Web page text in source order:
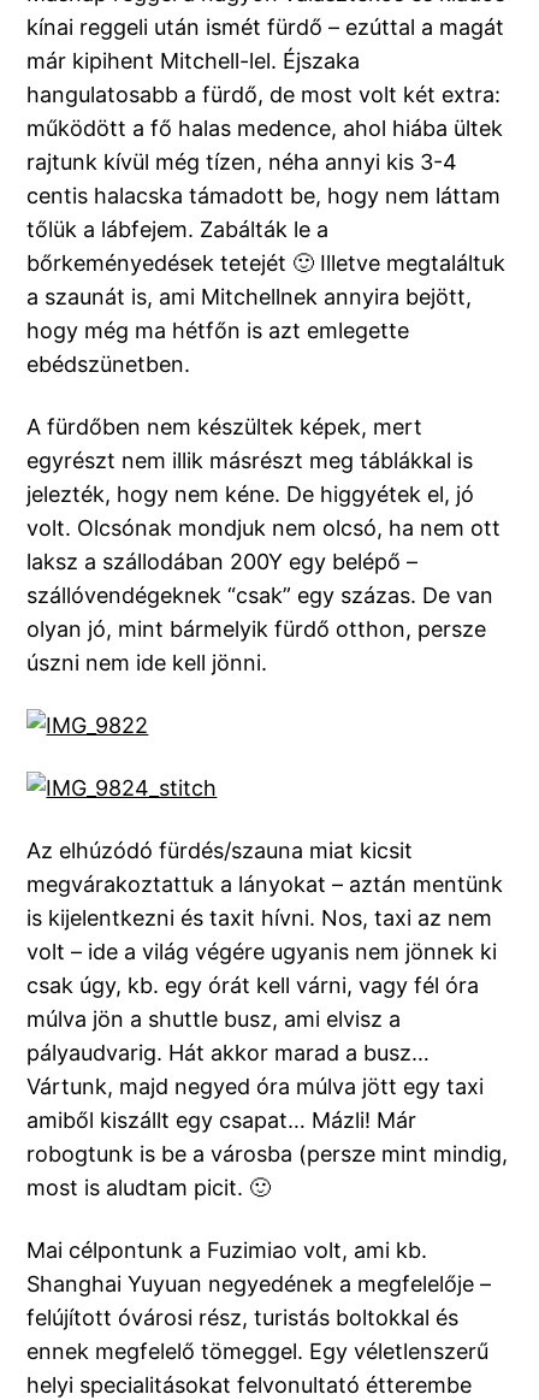
kínai reggeli után ismét fürdő – ezúttal a magát
már kipihent Mitchell-lel. Éjszaka
hangulatosabb a fürdő, de most volt két extra:
működött a fő halas medence, ahol hiába ültek
rajtunk kívül még tízen, néha annyi kis 3-4
centis halacska támadott be, hogy nem láttam
tőlük a lábfejem. Zabálták le a
bőrkeményedések tetejét 🙂 Illetve megtaláltuk
a szaunát is, ami Mitchellnek annyira bejött,
hogy még ma hétfőn is azt emlegette
ebédszünetben.
A fürdőben nem készültek képek, mert
egyrészt nem illik másrészt meg táblákkal is
jelezték, hogy nem kéne. De higgyétek el, jó
volt. Olcsónak mondjuk nem olcsó, ha nem ott
laksz a szállodában 200Y egy belépő –
szállóvendégeknek “csak” egy százas. De van
olyan jó, mint bármelyik fürdő otthon, persze
úszni nem ide kell jönni.
Az elhúzódó fürdés/szauna miat kicsit
megvárakoztattuk a lányokat – aztán mentünk
is kijelentkezni és taxit hívni. Nos, taxi az nem
volt – ide a világ végére ugyanis nem jönnek ki
csak úgy, kb. egy órát kell várni, vagy fél óra
múlva jön a shuttle busz, ami elvisz a
pályaudvarig. Hát akkor marad a busz…
Vártunk, majd negyed óra múlva jött egy taxi
amiből kiszállt egy csapat… Mázli! Már
robogtunk is be a városba (persze mint mindig,
most is aludtam picit. 🙂
Mai célpontunk a Fuzimiao volt, ami kb.
Shanghai Yuyuan negyedének a megfelelője –
felújított óvárosi rész, turistás boltokkal és
ennek megfelelő tömeggel. Egy véletlenszerű
helyi specialitásokat felvonultató étterembe